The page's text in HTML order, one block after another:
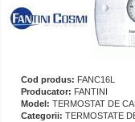
Cod produs: FANC16L
Producator: FANTINI
Model: TERMOSTAT DE
Categorii: TERMOSTATE